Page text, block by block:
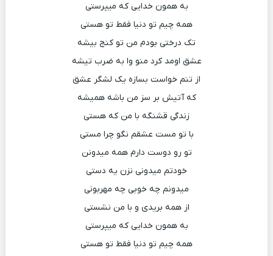
به همون خدایی که میپرستی
همه چیم تو دنیا فقط تو هستی
تک درختی بودم من تو کنج بیشه
عشق اومد کرد منو وا به ضرب تیشه
از تنم خواست بسازه یک لشگر عشق
که آتیش بر سز من باشه همیشه
زندگی قشنگه با من که هستی
با تو مست عشقم نگو چرا مستی
تو رو دوست دارم همه میدونن
خودتم میدونی نزن یه دستی
میدونم چه خوبی چه مهربونی
از همه بریدی و با من نشستی
به همون خدایی که میپرستی
همه چیم تو دنیا فقط تو هستی